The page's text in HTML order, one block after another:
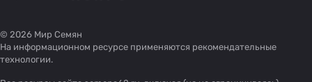
© 2026 Мир Семян
На информационном ресурсе применяются рекомендательные
технологии.